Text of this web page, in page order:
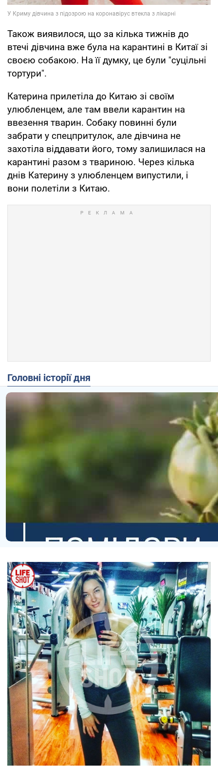
Також виявилося, що за кілька тижнів до
втечі дівчина вже була на карантині в Китаї зі
своєю собакою. На її думку, це були "суцільні
тортури".
Катерина прилетіла до Китаю зі своїм
улюбленцем, але там ввели карантин на
ввезення тварин. Собаку повинні були
забрати у спецпритулок, але дівчина не
захотіла віддавати його, тому залишилася на
карантині разом з твариною. Через кілька
днів Катерину з улюбленцем випустили, і
вони полетіли з Китаю.
Головні історії дня